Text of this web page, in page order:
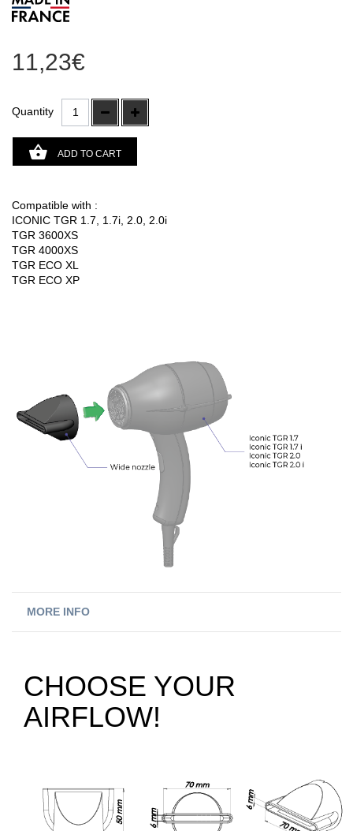
11,23€
Quantity
ADD TO CART
Compatible with :
ICONIC TGR 1.7, 1.7i, 2.0, 2.0i
TGR 3600XS
TGR 4000XS
TGR ECO XL
TGR ECO XP
MORE INFO
CHOOSE YOUR
AIRFLOW!